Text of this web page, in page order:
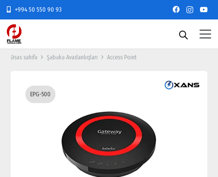
+994 50 550 90 93
Əsas səhifə Şəbəkə Avadanlıqları Access Point
EPG-500